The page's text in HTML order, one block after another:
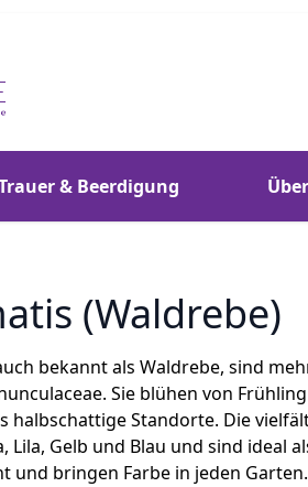
im Musikviertel
& Beerdigung
(Waldrebe)
bekannt als Waldrebe, sind
Sie blühen von
halbschattige Standorte. Die
Lila, Gelb und Blau und sind ideal
und bringen Farbe in jeden Garten.